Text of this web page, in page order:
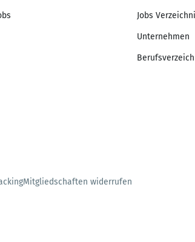
Jobs
Unternehmen
Mitgliedschaften widerrufen